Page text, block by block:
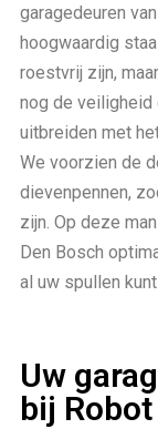
garagedeuren
hoogwaardig
roestvrij zijn,
nog de veiligheid
uitbreiden met
We voorzien de
dievenpennen,
zijn. Op deze
Den Bosch
al uw spullen
Uw
bij